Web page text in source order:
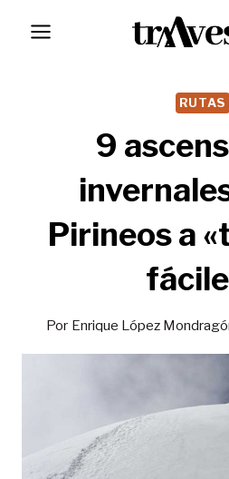
RUTAS
9
Pirineos a
Por Enrique López